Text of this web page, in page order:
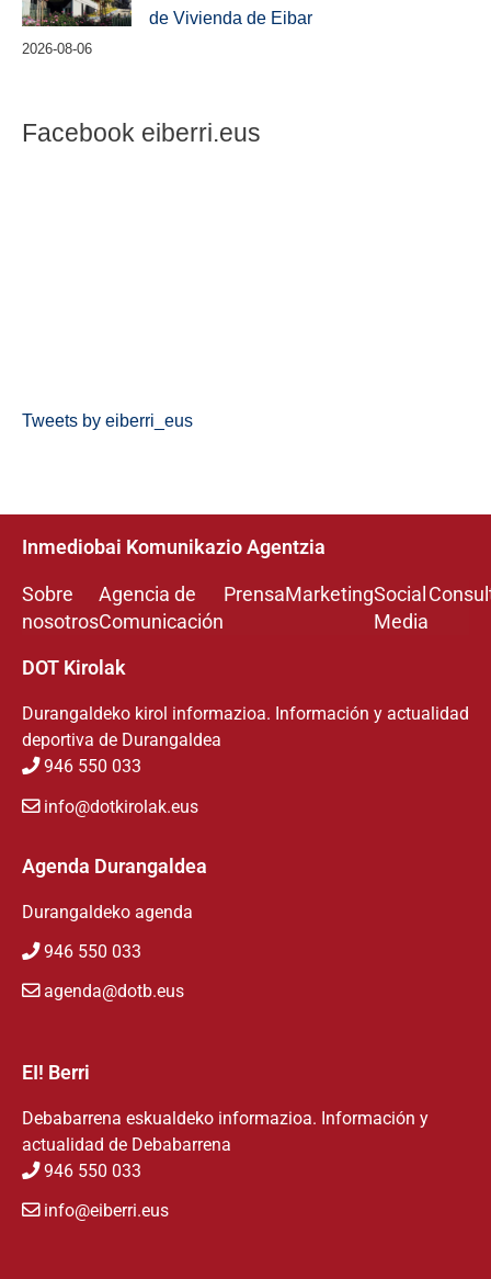
de Vivienda de Eibar
2026-08-06
Facebook eiberri.eus
Tweets by eiberri_eus
Inmediobai Komunikazio Agentzia
Sobre
nosotros
Agencia de
Comunicación
PrensaMarketingSocial
Media
DOT Kirolak
Durangaldeko kirol informazioa. Información y actualidad
deportiva de Durangaldea
946 550 033
info@dotkirolak.eus
Agenda Durangaldea
Durangaldeko agenda
946 550 033
agenda@dotb.eus
EI! Berri
Debabarrena eskualdeko informazioa. Información y
actualidad de Debabarrena
946 550 033
info@eiberri.eus